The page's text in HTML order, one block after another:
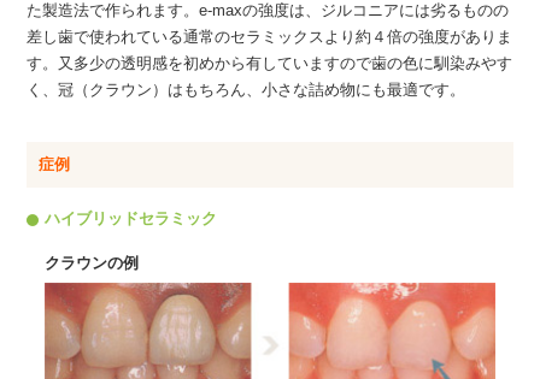
た製造法で作られます。e-maxの強度は、ジルコニアには劣るものの
差し歯で使われている通常のセラミックスより約４倍の強度がありま
す。又多少の透明感を初めから有していますので歯の色に馴染みやす
く、冠（クラウン）はもちろん、小さな詰め物にも最適です。
症例
ハイブリッドセラミック
クラウンの例